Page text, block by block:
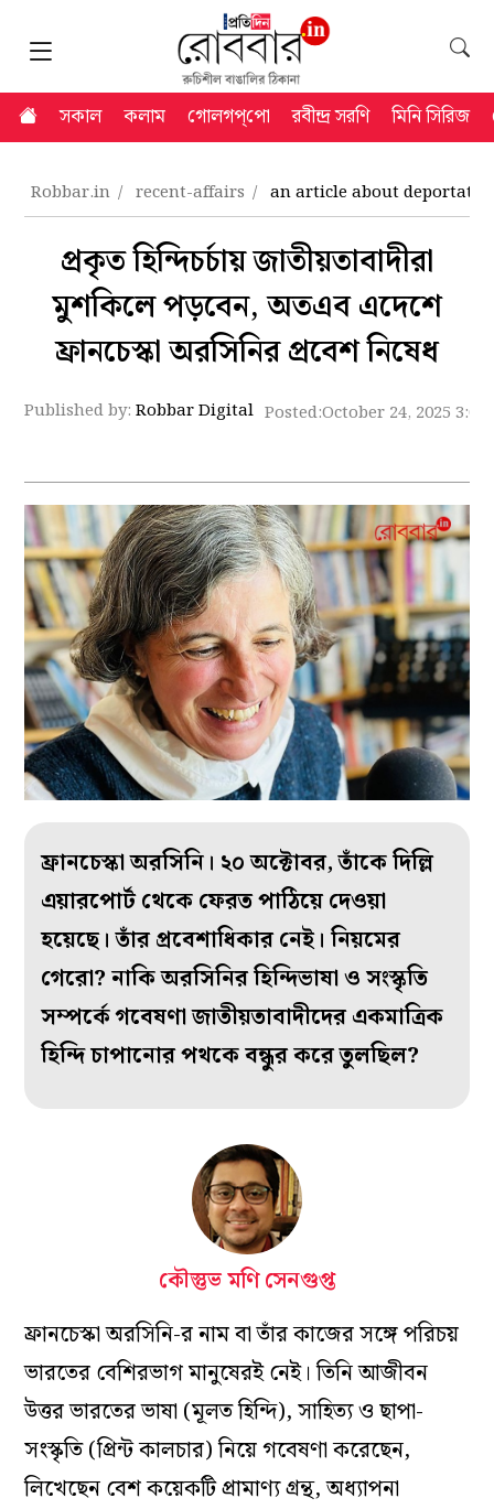
সকাল কলাম গোলগপ্‌পো রবীন্দ্র সরণি মিনি সিরিজ
Robbar.in recent-affairs an article about
প্রকৃত হিন্দিচর্চায় জাতীয়তাবাদীরা
মুশকিলে পড়বেন, অতএব এদেশে
ফ্রানচেস্কা অরসিনির প্রবেশ নিষেধ
Published by:Robbar Digital Posted:October 24, 2025
ফ্রানচেস্কা অরসিনি। ২০ অক্টোবর, তাঁকে দিল্লি
এয়ারপোর্ট থেকে ফেরত পাঠিয়ে দেওয়া
হয়েছে। তাঁর প্রবেশাধিকার নেই। নিয়মের
গেরো? নাকি অরসিনির হিন্দিভাষা ও সংস্কৃতি
সম্পর্কে গবেষণা জাতীয়তাবাদীদের একমাত্রিক
হিন্দি চাপানোর পথকে বন্ধুর করে তুলছিল?
কৌস্তুভ মণি সেনগুপ্ত
ফ্রানচেস্কা অরসিনি-র নাম বা তাঁর কাজের সঙ্গে পরিচয়
ভারতের বেশিরভাগ মানুষেরই নেই। তিনি আজীবন
উত্তর ভারতের ভাষা (মূলত হিন্দি), সাহিত্য ও ছাপা-
সংস্কৃতি (প্রিন্ট কালচার) নিয়ে গবেষণা করেছেন,
লিখেছেন বেশ কয়েকটি প্রামাণ্য গ্রন্থ, অধ্যাপনা